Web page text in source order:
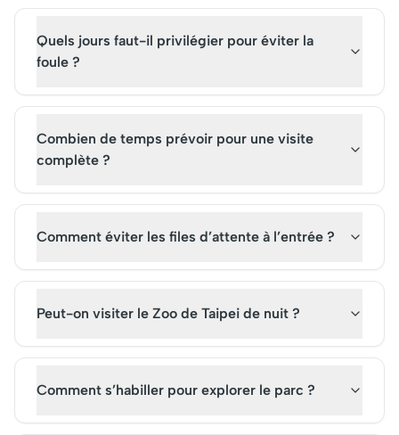
Quels jours faut-il privilégier pour éviter la
foule ?
Combien de temps prévoir pour une visite
complète ?
Comment éviter les files d’attente à l’entrée ?
Peut-on visiter le Zoo de Taipei de nuit ?
Comment s’habiller pour explorer le parc ?